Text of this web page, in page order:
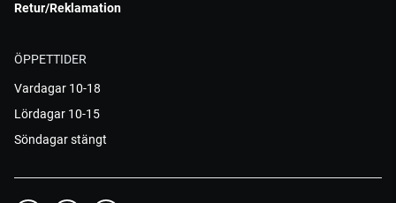
Retur/Reklamation
ÖPPETTIDER
Vardagar 10-18
Lördagar 10-15
Söndagar stängt